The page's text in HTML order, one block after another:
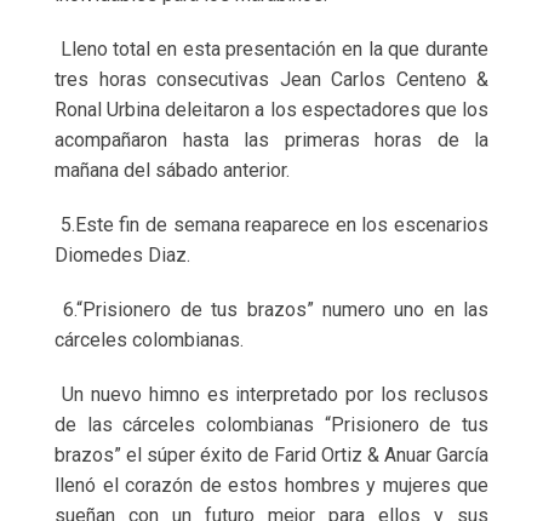
Lleno total en esta presentación en la que durante
tres horas consecutivas Jean Carlos Centeno &
Ronal Urbina deleitaron a los espectadores que los
acompañaron hasta las primeras horas de la
mañana del sábado anterior.
5.Este fin de semana reaparece en los escenarios
Diomedes Diaz.
6.“Prisionero de tus brazos” numero uno en las
cárceles colombianas.
Un nuevo himno es interpretado por los reclusos
de las cárceles colombianas “Prisionero de tus
brazos” el súper éxito de Farid Ortiz & Anuar García
llenó el corazón de estos hombres y mujeres que
sueñan con un futuro mejor para ellos y sus